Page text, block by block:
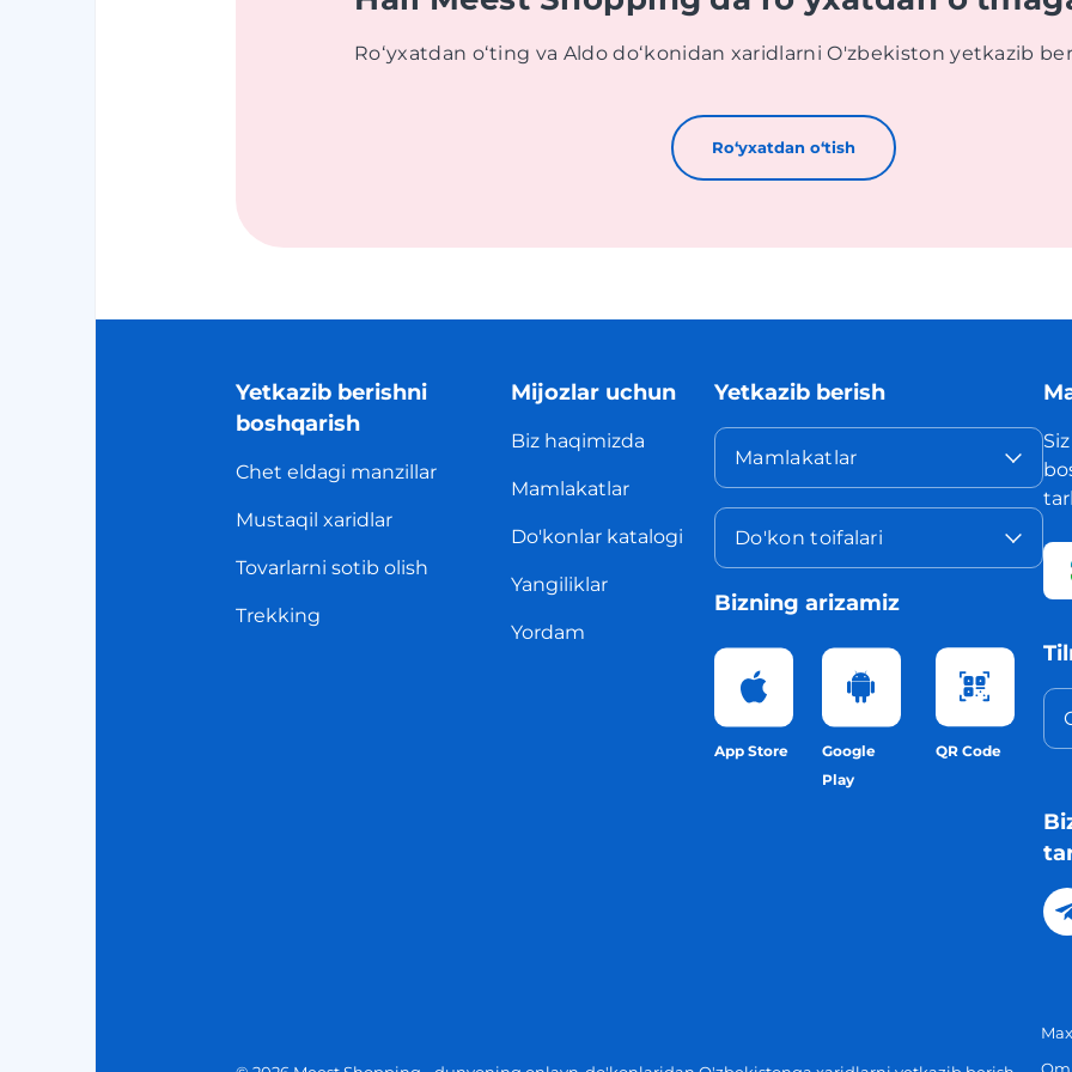
Roʻyxatdan oʻting va Aldo doʻkonidan xaridlarni O'zbekiston yetkazib
Roʻyxatdan oʻtish
Yetkazib berishni
boshqarish
Chet eldagi manzillar
Mustaqil xaridlar
Tovarlarni sotib olish
Trekking
Mijozlar uchun
Biz haqimizda
Mamlakatlar
Do'konlar katalogi
Yangiliklar
Yordam
Yetkazib berish
Mamlakatlar
Do'kon toifalari
Bizning arizamiz
App Store
Google
Play
QR Code